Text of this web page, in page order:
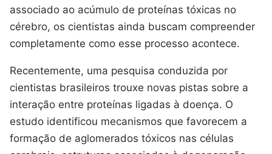
associado ao acúmulo de proteínas tóxicas no
cérebro, os cientistas ainda buscam compreender
completamente como esse processo acontece.
Recentemente, uma pesquisa conduzida por
cientistas brasileiros trouxe novas pistas sobre a
interação entre proteínas ligadas à doença. O
estudo identificou mecanismos que favorecem a
formação de aglomerados tóxicos nas células